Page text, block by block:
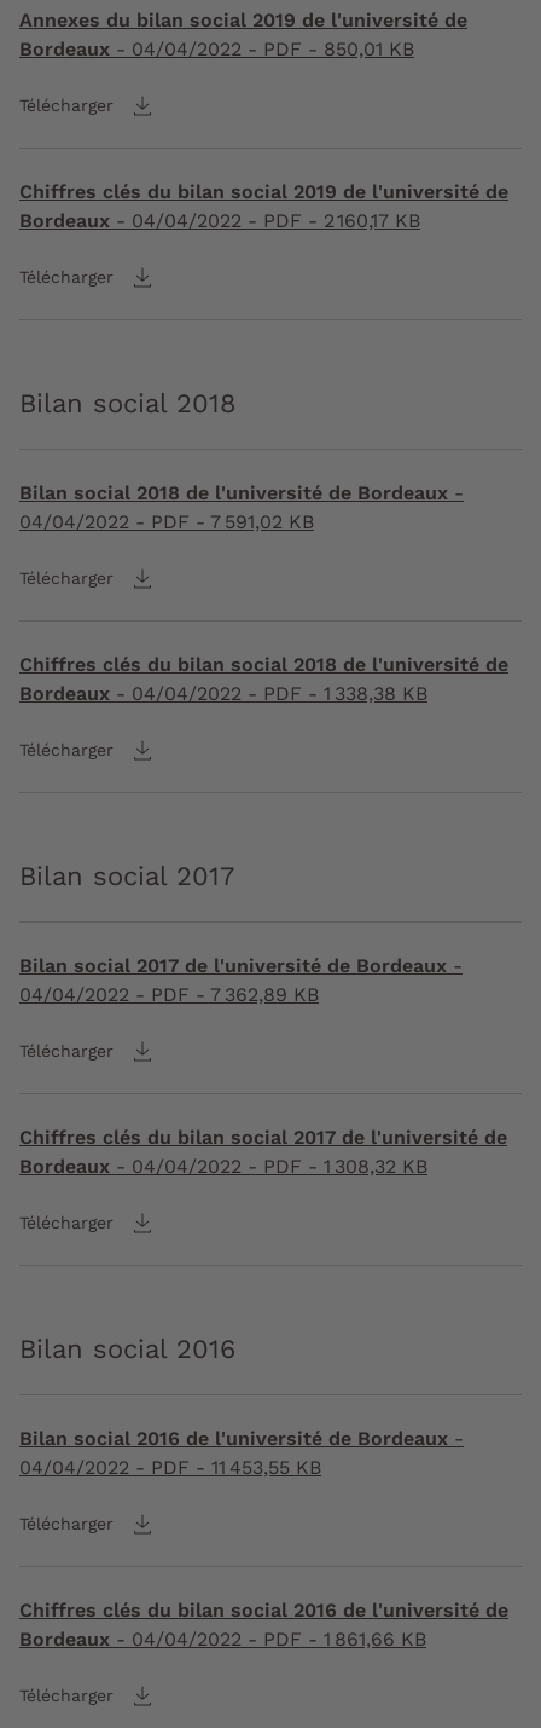
Annexes du bilan social 2019 de l'université de
Bordeaux - 04/04/2022 - PDF - 850,01 KB
Télécharger
Chiffres clés du bilan social 2019 de l'université de
Bordeaux - 04/04/2022 - PDF - 2 160,17 KB
Télécharger
Bilan social 2018
Bilan social 2018 de l'université de Bordeaux -
04/04/2022 - PDF - 7 591,02 KB
Télécharger
Chiffres clés du bilan social 2018 de l'université de
Bordeaux - 04/04/2022 - PDF - 1 338,38 KB
Télécharger
Bilan social 2017
Bilan social 2017 de l'université de Bordeaux -
04/04/2022 - PDF - 7 362,89 KB
Télécharger
Chiffres clés du bilan social 2017 de l'université de
Bordeaux - 04/04/2022 - PDF - 1 308,32 KB
Télécharger
Bilan social 2016
Bilan social 2016 de l'université de Bordeaux -
04/04/2022 - PDF - 11 453,55 KB
Télécharger
Chiffres clés du bilan social 2016 de l'université de
Bordeaux - 04/04/2022 - PDF - 1 861,66 KB
Télécharger